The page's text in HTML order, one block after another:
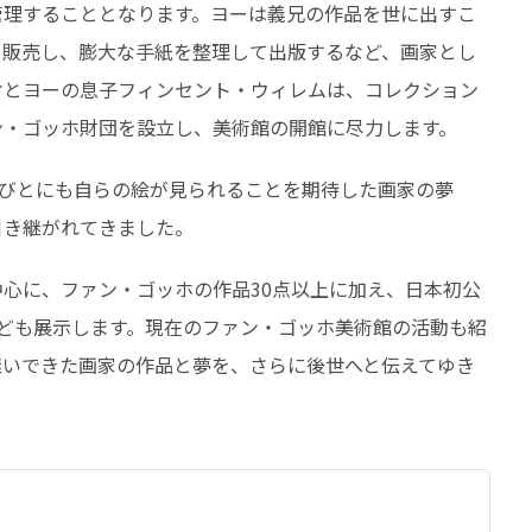
することとなります。ヨーは義兄の作品を世に出すこ
売し、膨大な手紙を整理して出版するなど、画家とし
ヨーの息子フィンセント・ウィレムは、コレクション
ゴッホ財団を設立し、美術館の開館に尽力します。
とにも自らの絵が見られることを期待した画家の夢
継がれてきました。
に、ファン・ゴッホの作品30点以上に加え、日本初公
展示します。現在のファン・ゴッホ美術館の活動も紹
できた画家の作品と夢を、さらに後世へと伝えてゆき